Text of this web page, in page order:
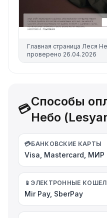
Главная страница Леся
проверено 26.04.2026
💳
Способы
Небо
💳БАНКОВСКИЕ КАРТЫ
Visa, Mastercard, МИР
📱 ЭЛЕКТРОННЫЕ
Mir Pay, SberPay